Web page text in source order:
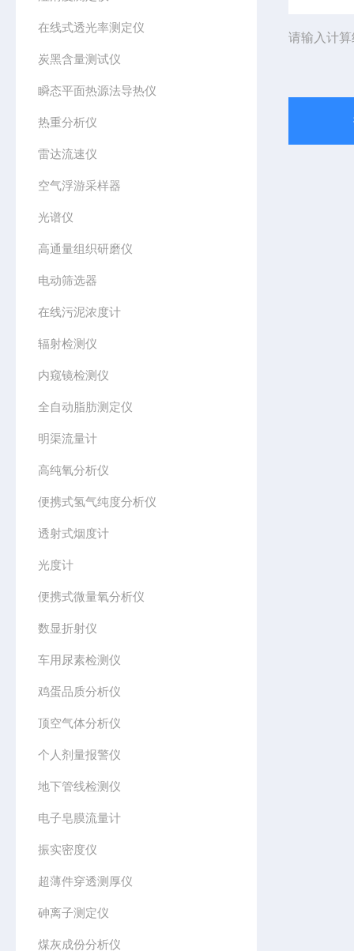
在线式透光率测定仪
炭黑含量测试仪
瞬态平面热源法导热仪
热重分析仪
雷达流速仪
空气浮游采样器
光谱仪
高通量组织研磨仪
电动筛选器
在线污泥浓度计
辐射检测仪
内窥镜检测仪
全自动脂肪测定仪
明渠流量计
高纯氧分析仪
便携式氢气纯度分析仪
透射式烟度计
光度计
便携式微量氧分析仪
数显折射仪
车用尿素检测仪
鸡蛋品质分析仪
顶空气体分析仪
个人剂量报警仪
地下管线检测仪
电子皂膜流量计
振实密度仪
超薄件穿透测厚仪
砷离子测定仪
煤灰成份分析仪
请输入计